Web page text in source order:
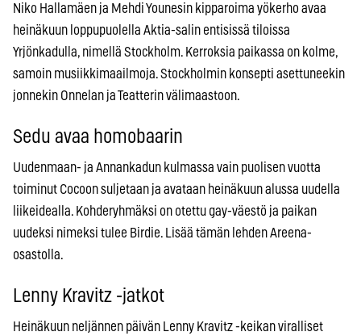
Niko Hallamäen ja Mehdi Younesin kipparoima yökerho avaa
heinäkuun loppupuolella Aktia-salin entisissä tiloissa
Yrjönkadulla, nimellä Stockholm. Kerroksia paikassa on kolme,
samoin musiikkimaailmoja. Stockholmin konsepti asettuneekin
jonnekin Onnelan ja Teatterin välimaastoon.
Sedu avaa homobaarin
Uudenmaan- ja Annankadun kulmassa vain puolisen vuotta
toiminut Cocoon suljetaan ja avataan heinäkuun alussa uudella
liikeidealla. Kohderyhmäksi on otettu gay-väestö ja paikan
uudeksi nimeksi tulee Birdie. Lisää tämän lehden Areena-
osastolla.
Lenny Kravitz -jatkot
Heinäkuun neljännen päivän Lenny Kravitz -keikan viralliset